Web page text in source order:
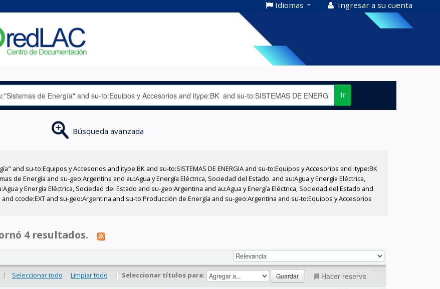
Idiomas Ingresar a su cuenta
Ir
Búsqueda avanzada
and su-to:Equipos y Accesorios and itype:BK and su-to:SISTEMAS DE ENERGIA and su-to:Equipos y Accesorios and itype:BK
de Energía and su-geo:Argentina and au:Agua y Energía Eléctrica, Sociedad del Estado. and au:Agua y Energía Eléctrica,
y Energía Eléctrica, Sociedad del Estado and su-geo:Argentina and au:Agua y Energía Eléctrica, Sociedad del Estado and
ccode:EXT and su-geo:Argentina and su-to:Producción de Energía and su-geo:Argentina and su-to:Equipos y Accesorios
4 resultados.
| Seleccionar todo Limpiar todo | Seleccionar títulos para: Hacer reserva